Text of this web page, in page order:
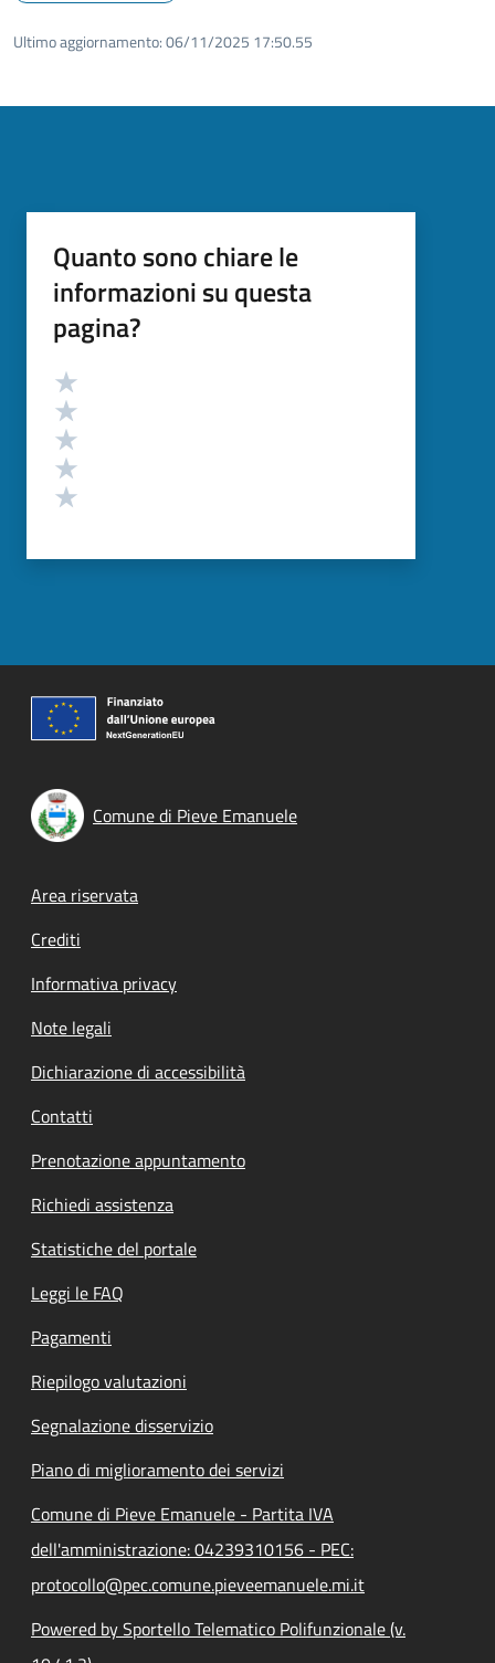
Ultimo aggiornamento:06/11/2025 17:50.55
Quanto sono chiare le
informazioni su questa
pagina?
Valutazione
Comune di Pieve Emanuele
Footer menu
Area riservata
Crediti
Informativa privacy
Note legali
Dichiarazione di accessibilità
Contatti
Prenotazione appuntamento
Richiedi assistenza
Statistiche del portale
Leggi le FAQ
Pagamenti
Riepilogo valutazioni
Segnalazione disservizio
Piano di miglioramento dei servizi
Comune di Pieve Emanuele - Partita IVA
dell'amministrazione: 04239310156 - PEC:
protocollo@pec.comune.pieveemanuele.mi.it
Powered by Sportello Telematico Polifunzionale (v.